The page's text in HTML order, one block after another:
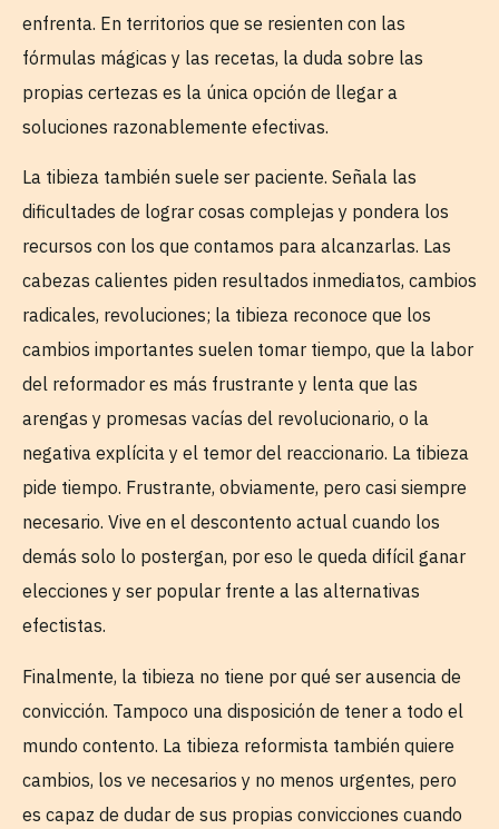
enfrenta. En territorios que se resienten con las
fórmulas mágicas y las recetas, la duda sobre las
propias certezas es la única opción de llegar a
soluciones razonablemente efectivas.
La tibieza también suele ser paciente. Señala las
dificultades de lograr cosas complejas y pondera los
recursos con los que contamos para alcanzarlas. Las
cabezas calientes piden resultados inmediatos, cambios
radicales, revoluciones; la tibieza reconoce que los
cambios importantes suelen tomar tiempo, que la labor
del reformador es más frustrante y lenta que las
arengas y promesas vacías del revolucionario, o la
negativa explícita y el temor del reaccionario. La tibieza
pide tiempo. Frustrante, obviamente, pero casi siempre
necesario. Vive en el descontento actual cuando los
demás solo lo postergan, por eso le queda difícil ganar
elecciones y ser popular frente a las alternativas
efectistas.
Finalmente, la tibieza no tiene por qué ser ausencia de
convicción. Tampoco una disposición de tener a todo el
mundo contento. La tibieza reformista también quiere
cambios, los ve necesarios y no menos urgentes, pero
es capaz de dudar de sus propias convicciones cuando